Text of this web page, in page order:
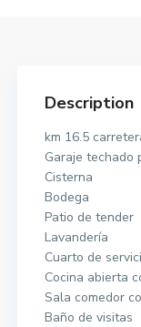
Description
km 16.5
Garaje techado
Cisterna
Bodega
Patio de tender
Lavandería
Cuarto de
Cocina abierta
Sala comedor
Baño de visitas